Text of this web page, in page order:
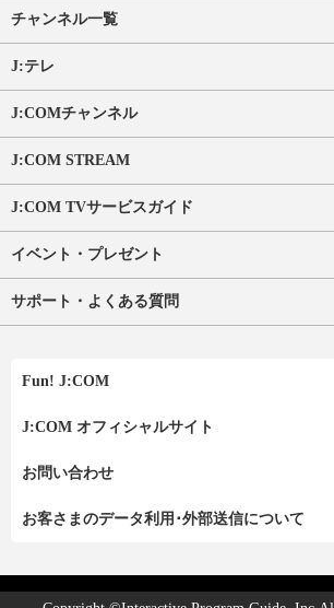
チャンネル一覧
J:テレ
J:COMチャンネル
J:COM STREAM
J:COM TVサービスガイド
イベント・プレゼント
サポート・よくある質問
Fun! J:COM
J:COM オフィシャルサイト
お問い合わせ
お客さまのデータ利用･外部送信について